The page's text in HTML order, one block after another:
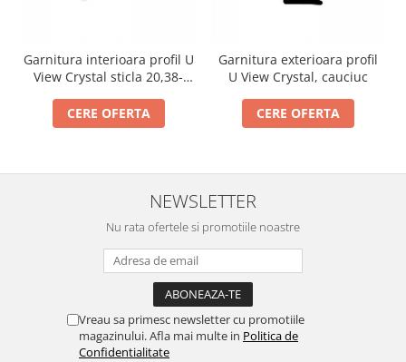
Garnitura interioara profil U
View Crystal sticla 20,38-
CERE OFERTA
Garnitura exterioara profil
U View Crystal, cauciuc
CERE OFERTA
NEWSLETTER
Nu rata ofertele si promotiile noastre
Vreau sa primesc newsletter cu promotiile
magazinului. Afla mai multe in Politica de
Confidentialitate